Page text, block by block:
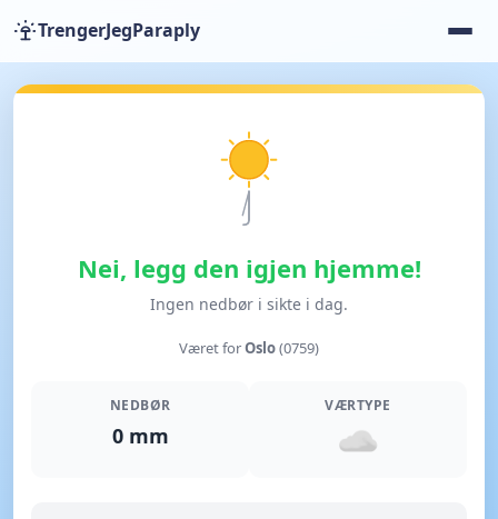
TrengerJegParaply
Nei, legg den igjen hjemme!
Ingen nedbør i sikte i dag.
Været forOslo(0759)
NEDBØR
0 mm
VÆRTYPE